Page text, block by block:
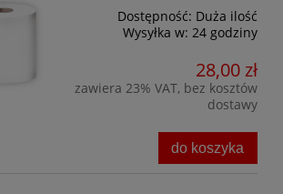
Dostępność: Duża ilość
Wysyłka w: 24 godziny
28,00 zł
zawiera 23% VAT, bez kosztów
dostawy
do koszyka